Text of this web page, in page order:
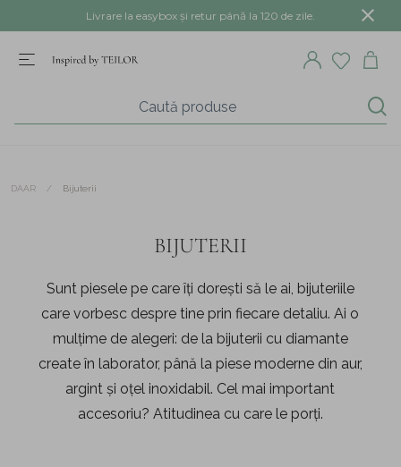
Livrare la easybox și retur până la 120 de zile.
DAAR / Bijuterii
BIJUTERII
Sunt piesele pe care îți dorești să le ai, bijuteriile
care vorbesc despre tine prin fiecare detaliu. Ai o
mulțime de alegeri: de la bijuterii cu diamante
create în laborator, până la piese moderne din aur,
argint și oțel inoxidabil. Cel mai important
accesoriu? Atitudinea cu care le porți.